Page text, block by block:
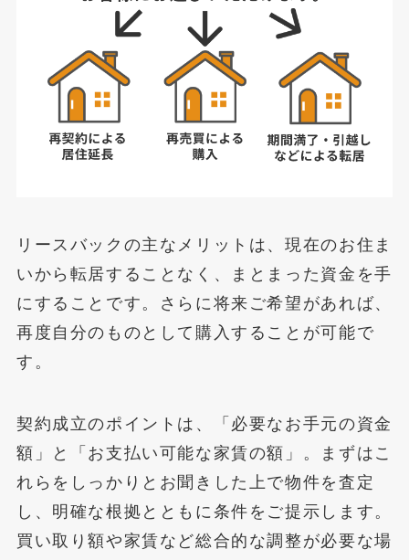
リースバックの主なメリットは、現在のお住ま
いから転居することなく、まとまった資金を手
にすることです。さらに将来ご希望があれば、
再度自分のものとして購入することが可能で
す。
契約成立のポイントは、「必要なお手元の資金
額」と「お支払い可能な家賃の額」。まずはこ
れらをしっかりとお聞きした上で物件を査定
し、明確な根拠とともに条件をご提示します。
買い取り額や家賃など総合的な調整が必要な場